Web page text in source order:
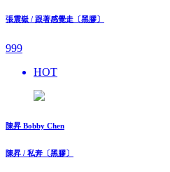
張震嶽 / 跟著感覺走〔黑膠〕
999
HOT
陳昇 Bobby Chen
陳昇 / 私奔〔黑膠〕